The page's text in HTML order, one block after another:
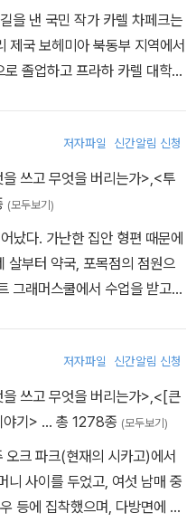
혹》도 그리스 정교회와 로마
가톨릭 금서로 지정되었다. 195
백신을 맞고 생긴 후유증이
장학금을 받고 1923년 프랑스
리 대학에 입학했으나 1930년
로 누구보다 좋아했던 축구를
생 그와 교류를 이어갔다. 어렵
활동에 집중했다. 1932년 장
[쉬드Sud]를 통해 처음으로
Verlaine》을 발표했다. 대
배우로서 출연한 적도 있었다.
업한 뒤에는 진보적 신문에서
, 프랑스 사상계와 문학계를
과 교류하며 본격적인 작품 활
다가 1940년에 파리로 활동
다. 독일에 점령당한 파리에서
르]를 따라 이동하는 동안에도
표리(表裏)》(1937), 《결혼》(1
적 자질이 뚜렷하게 드러난다.
을 낸 국민 작가 카렐 차페크는
국 보헤미아 북동부 지역에서
졸업하고 프라하 카렐 대학에
필 작업으로 체코 문학의 기린
심연 외(外)』를 시작으로 소
르기까지 여러 장르에서 뛰어
례 노벨 문학상 후보에 올랐던
몇 달 전인 1938년 12월 25일
년에 출간된 『평범한 인
철학 소설 3부작의 대미를 장식
은 현재(顯在)하는 자신에게
진실을 찾아간다는 이야기다.
해하게 된다는 함의를 담아내
고 형제애를 실천하는 것을 지
의 정수를 보여 준다. 그 밖의
어를 세상에 알린 희곡 ｢R. U.
저자파일 신간알림 신청
쓰고 무엇을 버리는가>,<투
(모두보기)
났다. 가난한 집안 형편 때문에
살부터 약국, 포목점의 점원으
그래머스쿨에서 수업을 받고
잃고 사범학교를 떠나게 되었
시합에서 큰 부상을 당해 일을
했다. 런던대학교에서 이학사
하게 되었다. 1895년 과학 소
학 소설 《모로 박사의 섬》과 가
자연과학뿐 아니라 사회과학 분
저자파일 신간알림 신청
쓰고 무엇을 버리는가>,<[큰
야기> … 총 1278종 (모두보기)
크 파크(현재의 시카고)에서
니 사이를 두었고, 여섯 남매 중
등에 집착했으며, 다방면에 걸